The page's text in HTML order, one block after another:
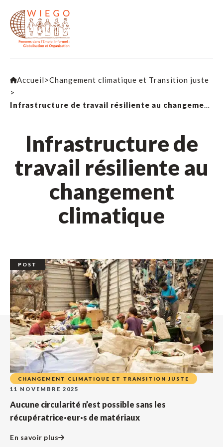
Accueil >Changement climatique et Transition juste
>
Infrastructure de travail résiliente au changement climatique
Infrastructure de
travail résiliente au
changement
climatique
POST
CHANGEMENT CLIMATIQUE ET TRANSITION JUSTE
11 NOVEMBRE 2025
Aucune circularité n’est possible sans les
récupératrice·eur·s de matériaux
En savoir plus